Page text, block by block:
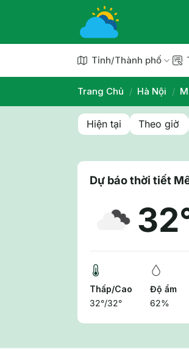
Tỉnh/Thành phố
Trang Chủ / Hà Nội /
Hiện tại Theo giờ
Dự báo thời tiết
Thấp/Cao
32°/32°
Độ ẩm
62%